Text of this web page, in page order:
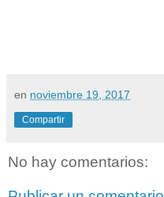
en noviembre 19, 2017
Compartir
No hay comentarios: